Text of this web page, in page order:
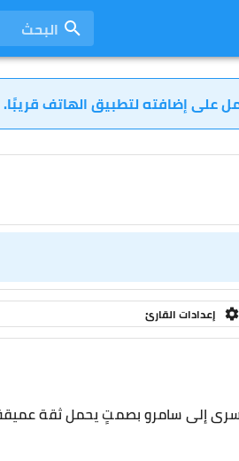
البحث
على إضافته لتطبيق الهاتف قريبًا.
إعدادات القارئ
إلى سامرو بصمتٍ يحمل ثقة